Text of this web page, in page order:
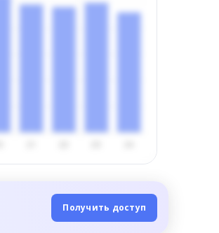
Получить доступ